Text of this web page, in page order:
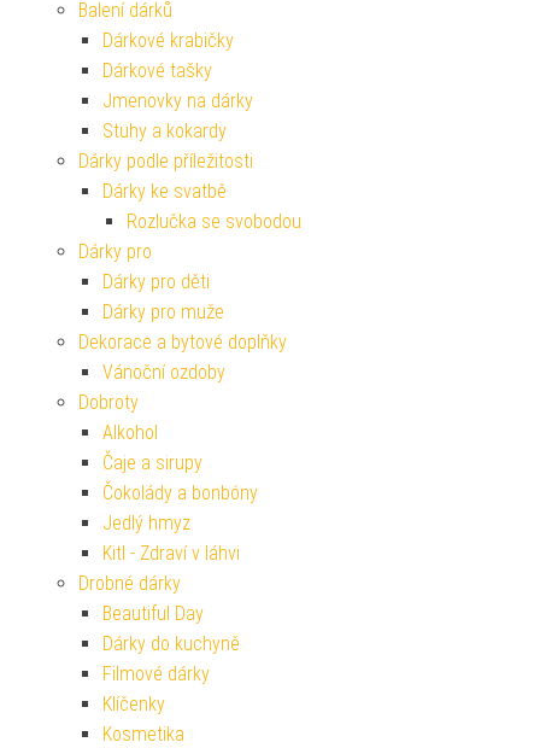
Balení dárků
Dárkové krabičky
Dárkové tašky
Jmenovky na dárky
Stuhy a kokardy
Dárky podle příležitosti
Dárky ke svatbě
Rozlučka se svobodou
Dárky pro
Dárky pro děti
Dárky pro muže
Dekorace a bytové doplňky
Vánoční ozdoby
Dobroty
Alkohol
Čaje a sirupy
Čokolády a bonbóny
Jedlý hmyz
Kitl - Zdraví v láhvi
Drobné dárky
Beautiful Day
Dárky do kuchyně
Filmové dárky
Klíčenky
Kosmetika